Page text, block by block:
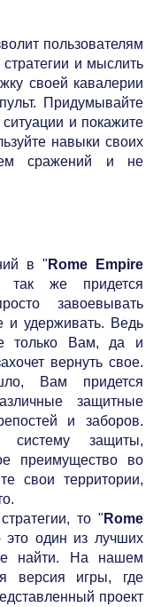
пользователям
и мыслить
своей кавалерии
Придумывайте
и покажите
навыки своих
сражений и не
в " Rome Empire
же придется
завоевывать
и удерживать. Ведь
только Вам, да и
вернуть свое.
Вам придется
защитные
и заборов.
систему защиты,
преимущество во
свои территории,
то " Rome
это один из лучших
найти. На нашем
версия игры, где
проект